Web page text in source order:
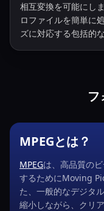
相互変換を可能にし
ロファイルを簡単に
ズに対応する包括的
フ
MPEGとは？
MPEGは、高品質の
するためにMoving
た、一般的なデジタ
縮小しながら、クリ